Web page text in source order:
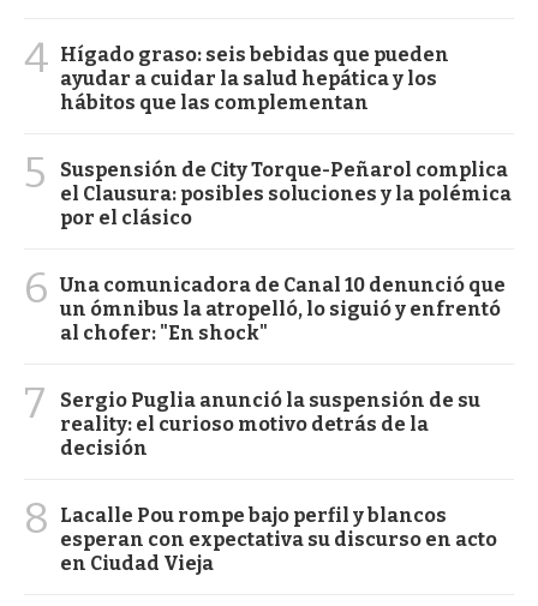
4 Hígado graso: seis bebidas que pueden
ayudar a cuidar la salud hepática y los
hábitos que las complementan
5
Suspensión de City Torque-Peñarol complica
el Clausura: posibles soluciones y la polémica
por el clásico
6 Una comunicadora de Canal 10 denunció que
un ómnibus la atropelló, lo siguió y enfrentó
al chofer: "En shock"
7
Sergio Puglia anunció la suspensión de su
reality: el curioso motivo detrás de la
decisión
8
Lacalle Pou rompe bajo perfil y blancos
esperan con expectativa su discurso en acto
en Ciudad Vieja